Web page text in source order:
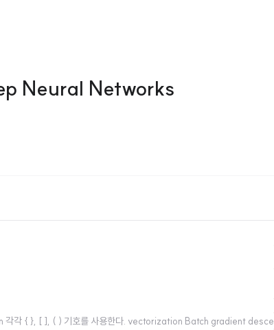
Neural Networks
각 { }, [ ], ( ) 기호를 사용한다. vectorization Batch gradient desce